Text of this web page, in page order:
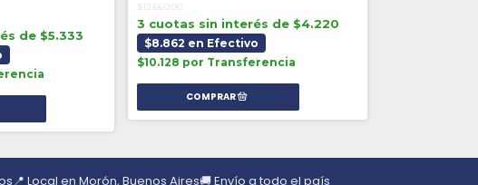
de $5.333
$12.660,00
3 cuotas sin interés de $4.220
$8.862 en Efectivo
$10.128 por Transferencia
📍 Local en Morón, Buenos Aires🚚 Envío a todo el país